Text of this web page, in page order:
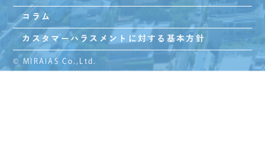
コラム
カスタマーハラスメントに対する基本方針
© MIRAIAS Co.,Ltd.